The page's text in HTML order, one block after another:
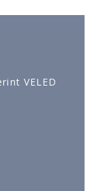
VELED